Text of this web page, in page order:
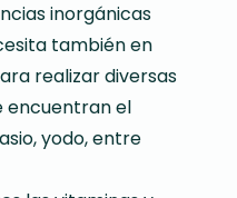
inorgánicas
también en
realizar diversas
encuentran el
yodo, entre